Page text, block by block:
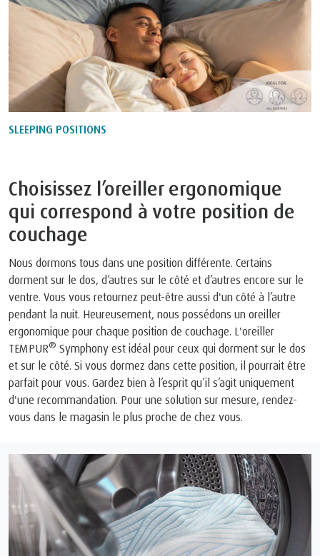
SLEEPING POSITIONS
Choisissez l’oreiller ergonomique
qui correspond à votre position de
couchage
Nous dormons tous dans une position différente. Certains
dorment sur le dos, d’autres sur le côté et d’autres encore sur le
ventre. Vous vous retournez peut-être aussi d'un côté à l’autre
pendant la nuit. Heureusement, nous possédons un oreiller
ergonomique pour chaque position de couchage. L'oreiller
TEMPUR® Symphony est idéal pour ceux qui dorment sur le dos
et sur le côté. Si vous dormez dans cette position, il pourrait être
parfait pour vous. Gardez bien à l’esprit qu’il s’agit uniquement
d'une recommandation. Pour une solution sur mesure, rendez-
vous dans le magasin le plus proche de chez vous.